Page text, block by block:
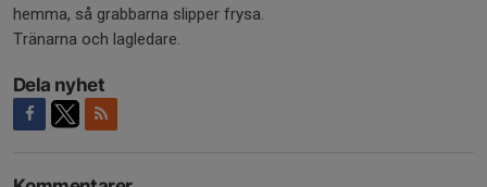
hemma, så grabbarna slipper frysa.
Tränarna och lagledare.
Dela nyhet